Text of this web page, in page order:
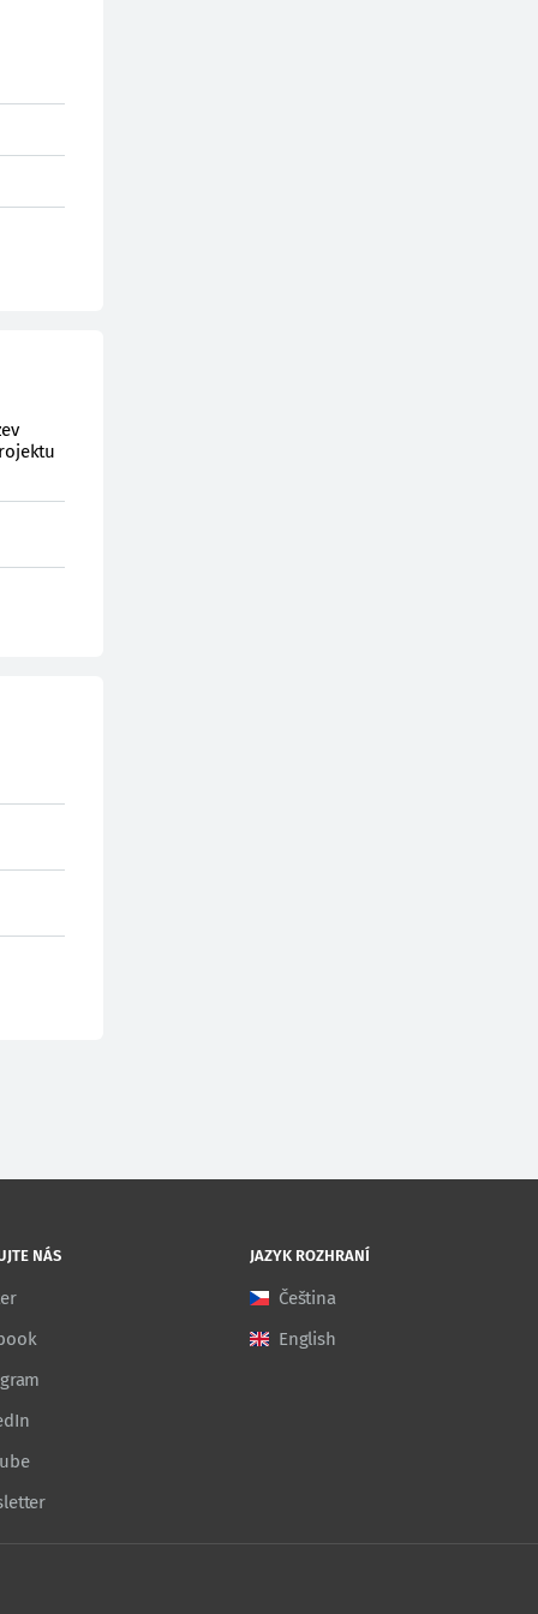
NÁS JAZYK ROZHRANÍ
Čeština
English